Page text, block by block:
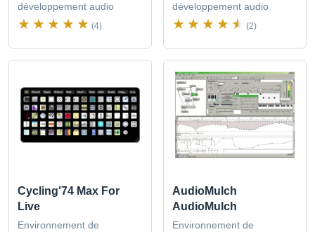
développement audio
(4)
développement audio
(2)
Cycling'74 Max For
Live
Environnement de
AudioMulch
AudioMulch
Environnement de